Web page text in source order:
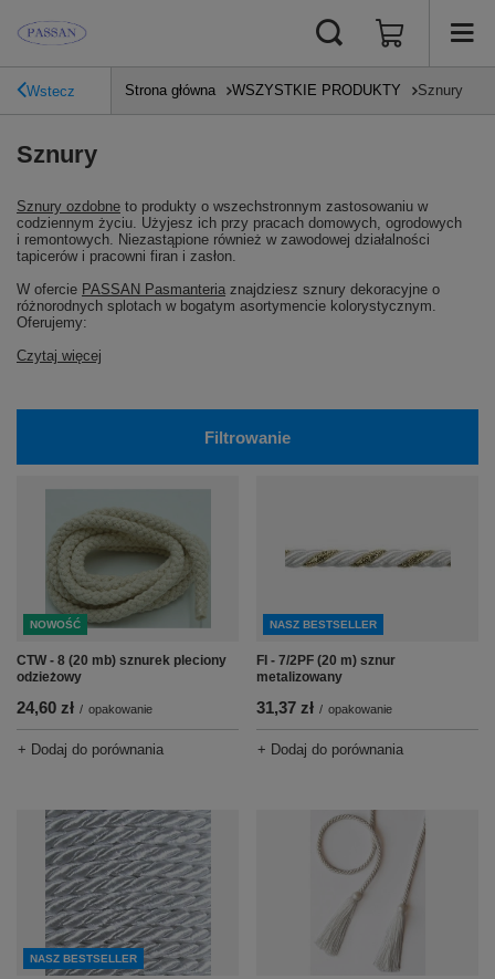
Wstecz Strona główna WSZYSTKIE PRODUKTY Sznury
Sznury
Sznury ozdobne to produkty o wszechstronnym zastosowaniu w
codziennym życiu. Użyjesz ich przy pracach domowych, ogrodowych
i remontowych. Niezastąpione również w zawodowej działalności
tapicerów i pracowni firan i zasłon.
W ofercie PASSAN Pasmanteria znajdziesz sznury dekoracyjne o
różnorodnych splotach w bogatym asortymencie kolorystycznym.
Oferujemy:
Czytaj więcej
Filtrowanie
NOWOŚĆ
CTW - 8 (20 mb) sznurek pleciony
odzieżowy
24,60 zł / opakowanie
+ Dodaj do porównania
NASZ BESTSELLER
FI - 7/2PF (20 m) sznur
metalizowany
31,37 zł / opakowanie
+ Dodaj do porównania
NASZ BESTSELLER